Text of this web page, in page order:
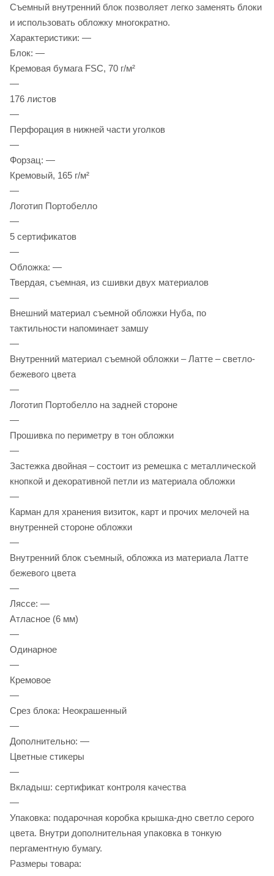
Съемный внутренний блок позволяет легко заменять блоки
и использовать обложку многократно.
Характеристики: —
Блок: —
Кремовая бумага FSC, 70 г/м²
—
176 листов
—
Перфорация в нижней части уголков
—
Форзац: —
Кремовый, 165 г/м²
—
Логотип Портобелло
—
5 сертификатов
—
Обложка: —
Твердая, съемная, из сшивки двух материалов
—
Внешний материал съемной обложки Нуба, по
тактильности напоминает замшу
—
Внутренний материал съемной обложки – Латте – светло-
бежевого цвета
—
Логотип Портобелло на задней стороне
—
Прошивка по периметру в тон обложки
—
Застежка двойная – состоит из ремешка с металлической
кнопкой и декоративной петли из материала обложки
—
Карман для хранения визиток, карт и прочих мелочей на
внутренней стороне обложки
—
Внутренний блок съемный, обложка из материала Латте
бежевого цвета
—
Ляссе: —
Атласное (6 мм)
—
Одинарное
—
Кремовое
—
Срез блока: Неокрашенный
—
Дополнительно: —
Цветные стикеры
—
Вкладыш: сертификат контроля качества
—
Упаковка: подарочная коробка крышка-дно светло серого
цвета. Внутри дополнительная упаковка в тонкую
пергаментную бумагу.
Размеры товара: